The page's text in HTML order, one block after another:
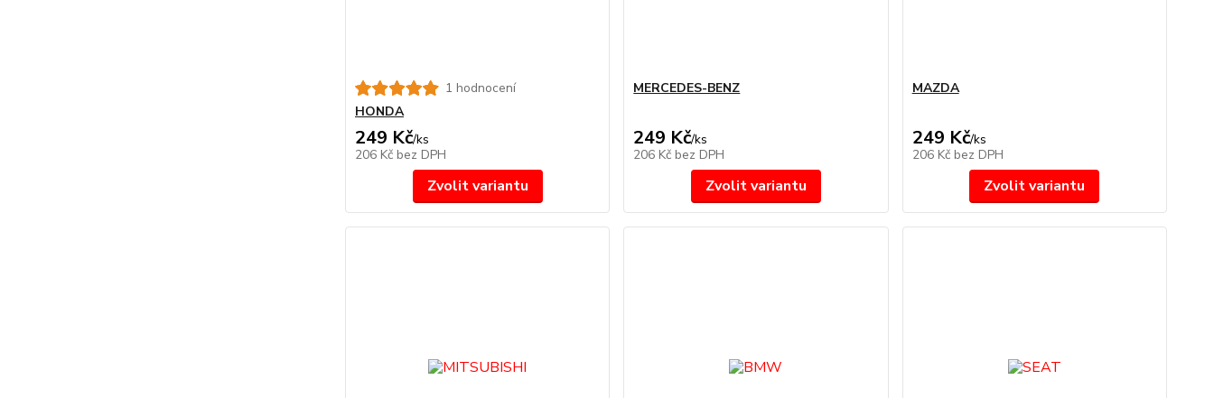
1 hodnocení
HONDA
249 Kč/ks
206 Kč bez DPH
Zvolit variantu
MERCEDES-BENZ
249 Kč/ks
206 Kč bez DPH
Zvolit variantu
MAZDA
249 Kč/ks
206 Kč bez DPH
Zvolit variantu